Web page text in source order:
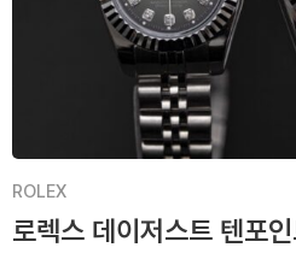
ROLEX
로렉스 데이저스트 텐포